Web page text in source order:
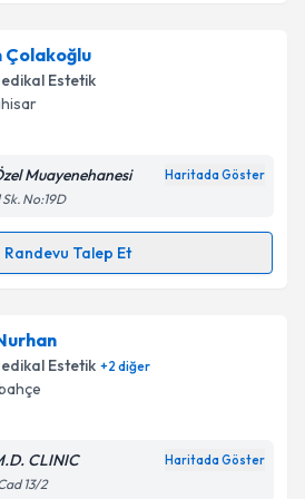
Karacaiçin randevu takvimi talebi
randevu almanız için bir
e-posta ile bilgilendireceğiz.
işlenmesine ilişkin
ve kişisel verilerimin belirtilen
Talebini Gönder
Çolakoğlu
Estetik
Muayenehanesi Haritada Göster
No:19D
Randevu Talep Et
Talebi
için randevu takvimi talebi
randevu almanız için bir
e-posta ile bilgilendireceğiz.
Estetik +2 diğer
CLINIC Haritada Göster
13/2